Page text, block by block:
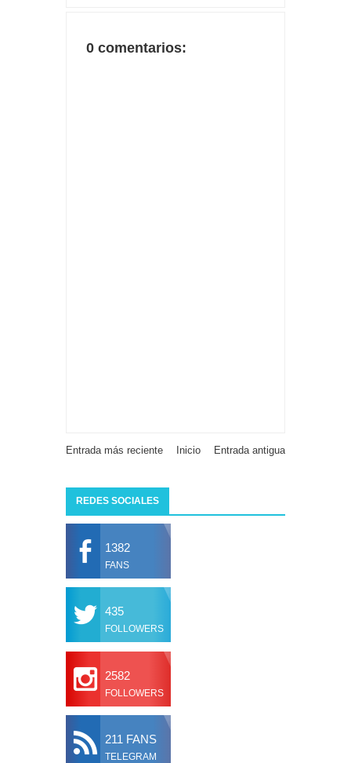
0 comentarios:
Entrada más reciente Entrada antigua
Inicio
REDES SOCIALES
1382
FANS
435
FOLLOWERS
2582
FOLLOWERS
211 FANS
TELEGRAM